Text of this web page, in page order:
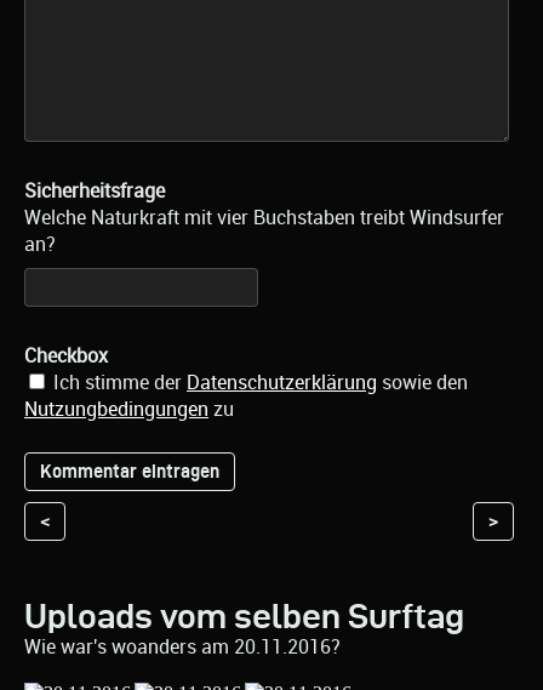
Sicherheitsfrage
Welche Naturkraft mit vier Buchstaben treibt Windsurfer
an?
Checkbox
Ich stimme der Datenschutzerklärung sowie den
Nutzungbedingungen zu
< >
Uploads vom selben Surftag
Wie war's woanders am 20.11.2016?